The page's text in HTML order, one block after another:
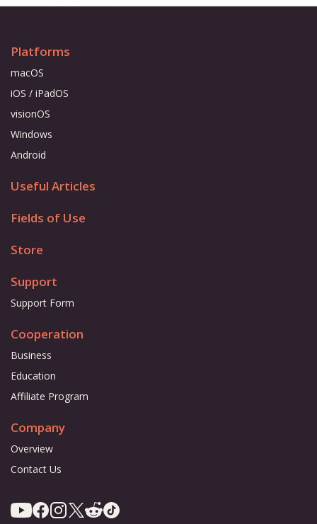
Platforms
macOS
iOS / iPadOS
visionOS
Windows
Android
Useful Articles
Fields of Use
Store
Support
Support Form
Cooperation
Business
Education
Affiliate Program
Company
Overview
Contact Us